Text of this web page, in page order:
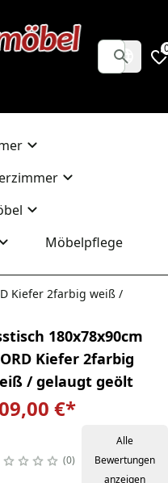
Möbelpflege
Kiefer 2farbig weiß /
180x78x90cm
Kiefer 2farbig
/ gelaugt geölt
€*
0
Alle
Bewertungen
anzeigen